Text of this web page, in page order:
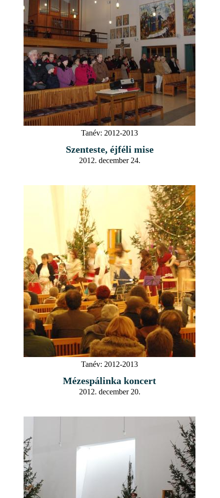
Tanév: 2012-2013
Szenteste, éjféli mise
2012. december 24.
Tanév: 2012-2013
Mézespálinka koncert
2012. december 20.